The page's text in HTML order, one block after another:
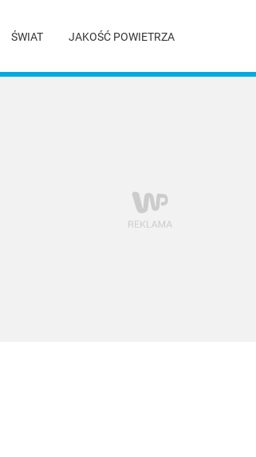
ŚWIAT JAKOŚĆ POWIETRZA